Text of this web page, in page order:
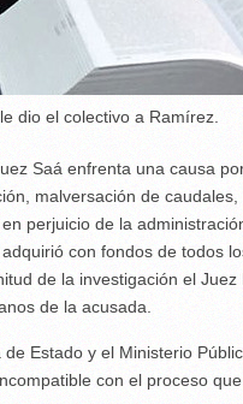
dio el colectivo a Ramírez.
Saá enfrenta una causa
malversación de
perjuicio de la
con fondos de todos
de la investigación el
de la acusada.
Estado y el Ministerio
con el proceso